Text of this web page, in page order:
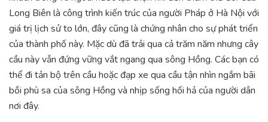
Long Biên là công trình kiến trúc của người Pháp ở Hà Nội với
giá trị lịch sử to lớn, đây cũng là chứng nhân cho sự phát triển
của thành phố này. Mặc dù đã trải qua cả trăm năm nhưng cây
cầu này vẫn đứng vững vắt ngang qua sông Hồng. Các bạn có
thể đi tản bộ trên cầu hoặc đạp xe qua cầu tận nhìn ngắm bãi
bồi phù sa của sông Hồng và nhịp sống hối hả của người dân
nơi đây.